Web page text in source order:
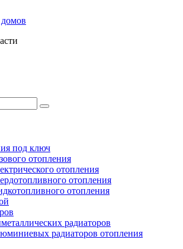
под ключ
отопления
отопления
отопления
отопления
радиаторов
радиаторов отопления